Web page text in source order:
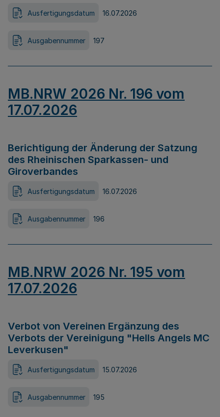
Ausfertigungsdatum 16.07.2026
Ausgabennummer 197
MB.NRW 2026 Nr. 196 vom
17.07.2026
Berichtigung der Änderung der Satzung
des Rheinischen Sparkassen- und
Giroverbandes
Ausfertigungsdatum 16.07.2026
Ausgabennummer 196
MB.NRW 2026 Nr. 195 vom
17.07.2026
Verbot von Vereinen Ergänzung des
Verbots der Vereinigung "Hells Angels MC
Leverkusen"
Ausfertigungsdatum 15.07.2026
Ausgabennummer 195